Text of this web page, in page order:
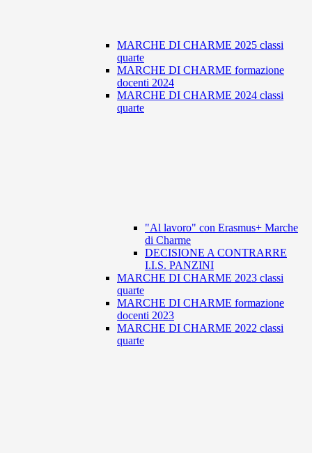
MARCHE DI CHARME 2025 classi
quarte
MARCHE DI CHARME formazione
docenti 2024
MARCHE DI CHARME 2024 classi
quarte
"Al lavoro" con Erasmus+ Marche
di Charme
DECISIONE A CONTRARRE
I.I.S. PANZINI
MARCHE DI CHARME 2023 classi
quarte
MARCHE DI CHARME formazione
docenti 2023
MARCHE DI CHARME 2022 classi
quarte